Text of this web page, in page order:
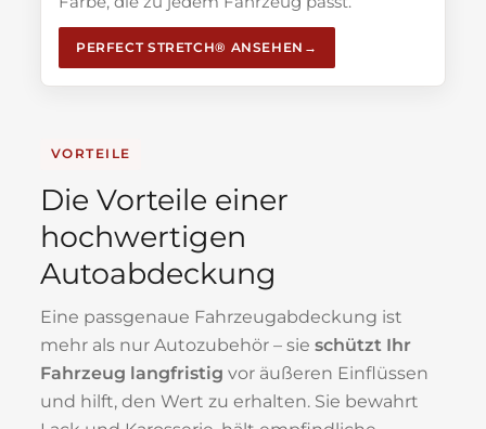
PERFECT STRETCH® ANSEHEN
VORTEILE
Die Vorteile einer
hochwertigen
Autoabdeckung
Eine passgenaue Fahrzeugabdeckung ist
mehr als nur Autozubehör – sie schützt Ihr
Fahrzeug langfristig vor äußeren Einflüssen
und hilft, den Wert zu erhalten. Sie bewahrt